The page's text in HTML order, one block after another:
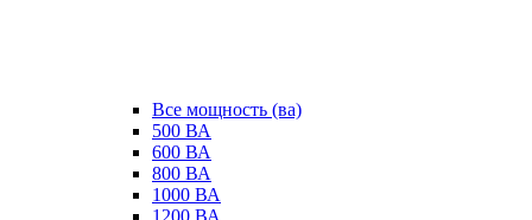
Все мощность (ва)
500 ВА
600 ВА
800 ВА
1000 ВА
1200 ВА